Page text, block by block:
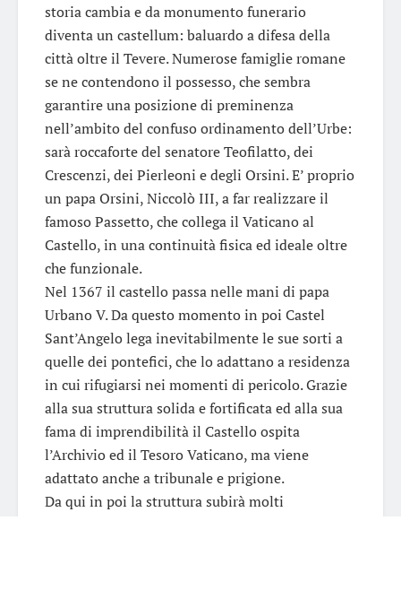
storia cambia e da monumento funerario
diventa un castellum: baluardo a difesa della
città oltre il Tevere. Numerose famiglie romane
se ne contendono il possesso, che sembra
garantire una posizione di preminenza
nell’ambito del confuso ordinamento dell’Urbe:
sarà roccaforte del senatore Teofilatto, dei
Crescenzi, dei Pierleoni e degli Orsini. E’ proprio
un papa Orsini, Niccolò III, a far realizzare il
famoso Passetto, che collega il Vaticano al
Castello, in una continuità fisica ed ideale oltre
che funzionale.
Nel 1367 il castello passa nelle mani di papa
Urbano V. Da questo momento in poi Castel
Sant’Angelo lega inevitabilmente le sue sorti a
quelle dei pontefici, che lo adattano a residenza
in cui rifugiarsi nei momenti di pericolo. Grazie
alla sua struttura solida e fortificata ed alla sua
fama di imprendibilità il Castello ospita
l’Archivio ed il Tesoro Vaticano, ma viene
adattato anche a tribunale e prigione.
Da qui in poi la struttura subirà molti